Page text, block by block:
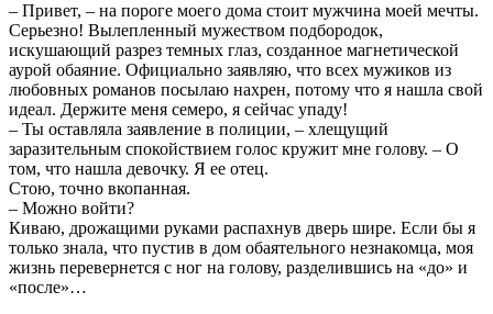
– Привет, – на пороге моего дома стоит мужчина моей мечты.
Серьезно! Вылепленный мужеством подбородок,
искушающий разрез темных глаз, созданное магнетической
аурой обаяние. Официально заявляю, что всех мужиков из
любовных романов посылаю нахрен, потому что я нашла свой
идеал. Держите меня семеро, я сейчас упаду!
– Ты оставляла заявление в полиции, – хлещущий
заразительным спокойствием голос кружит мне голову. – О
том, что нашла девочку. Я ее отец.
Стою, точно вкопанная.
– Можно войти?
Киваю, дрожащими руками распахнув дверь шире. Если бы я
только знала, что пустив в дом обаятельного незнакомца, моя
жизнь перевернется с ног на голову, разделившись на «до» и
«после»…